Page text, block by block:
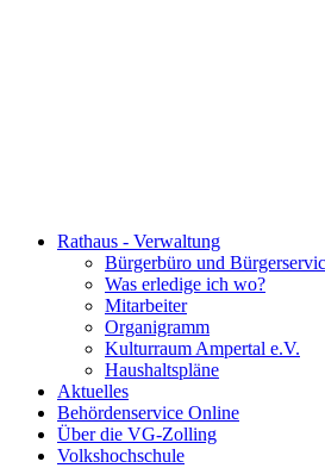
Rathaus - Verwaltung
Bürgerbüro und
Was erledige ich wo?
Mitarbeiter
Organigramm
Kulturraum Ampertal e.V.
Haushaltspläne
Aktuelles
Behördenservice Online
Über die VG-Zolling
Volkshochschule